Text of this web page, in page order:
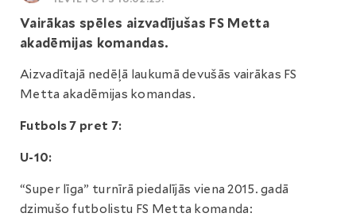
Vairākas spēles aizvadījušas FS Metta
akadēmijas komandas.
Aizvadītajā nedēļā laukumā devušās vairākas FS
Metta akadēmijas komandas.
Futbols 7 pret 7:
U-10:
“Super līga” turnīrā piedalījās viena 2015. gadā
dzimušo futbolistu FS Metta komanda: